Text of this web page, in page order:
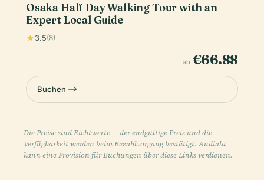
Osaka Half Day Walking Tour with an
Expert Local Guide
3.5(8)
ab €66.88
Buchen
Die Preise sind Richtwerte — der endgültige Preis und die
Verfügbarkeit werden beim Bezahlvorgang bestätigt. Audiala
kann eine Provision für Buchungen über diese Links verdienen.